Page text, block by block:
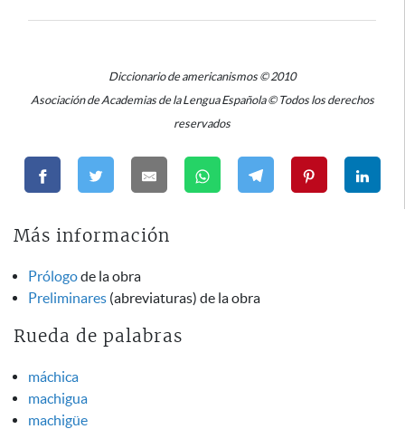
Diccionario de americanismos © 2010
Asociación de Academias de la Lengua Española © Todos los derechos
reservados
Más información
Prólogode la obra
Preliminares (abreviaturas) de la obra
Rueda de palabras
máchica
machigua
machigüe